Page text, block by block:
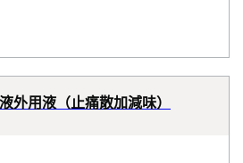
外用液（止痛散加減味）